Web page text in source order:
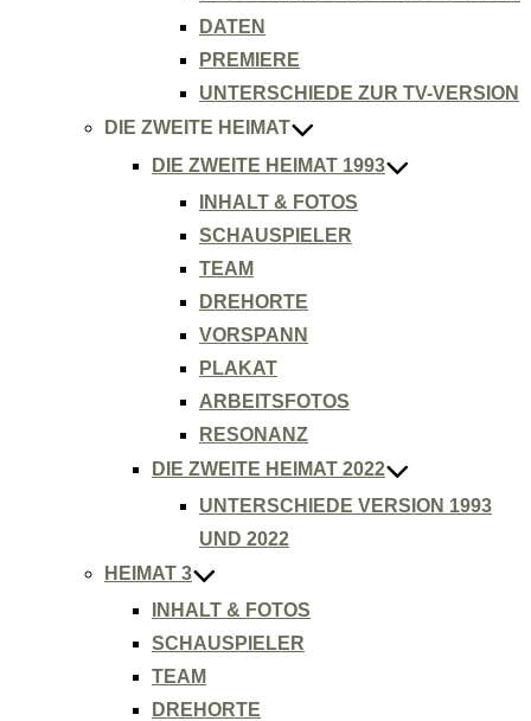
DATEN
PREMIERE
UNTERSCHIEDE ZUR TV-VERSION
DIE ZWEITE HEIMAT
DIE ZWEITE HEIMAT 1993
INHALT & FOTOS
SCHAUSPIELER
TEAM
DREHORTE
VORSPANN
PLAKAT
ARBEITSFOTOS
RESONANZ
DIE ZWEITE HEIMAT 2022
UNTERSCHIEDE VERSION 1993
UND 2022
HEIMAT 3
INHALT & FOTOS
SCHAUSPIELER
TEAM
DREHORTE